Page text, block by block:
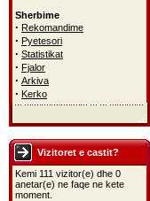
Sherbime
· Rekomandime
· Pyetesori
· Statistikat
· Fjalor
· Arkiva
· Kerko
Vizitoret e castit?
Kemi 111 vizitor(e) dhe 0
anetar(e) ne faqe ne kete
moment.